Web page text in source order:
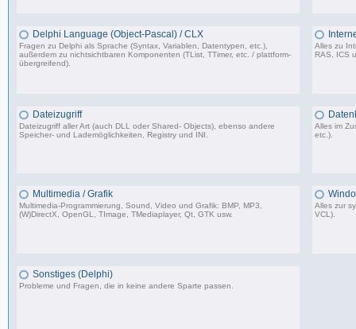
Delphi Language (Object-Pascal) / CLX
Fragen zu Delphi als Sprache (Syntax, Variablen, Datentypen, etc.),
außerdem zu nichtsichtbaren Komponenten (TList, TTimer, etc. / plattform-
übergreifend).
Alles zu
RAS, ICS
Dateizugriff
Dateizugriff aller Art (auch DLL oder Shared- Objects), ebenso andere
Speicher- und Lademöglichkeiten, Registry und INI.
Alles im
etc.).
Multimedia / Grafik
Multimedia-Programmierung, Sound, Video und Grafik: BMP, MP3,
(W)DirectX, OpenGL, TImage, TMediaplayer, Qt, GTK usw.
Alles zur
VCL).
Sonstiges (Delphi)
Probleme und Fragen, die in keine andere Sparte passen.